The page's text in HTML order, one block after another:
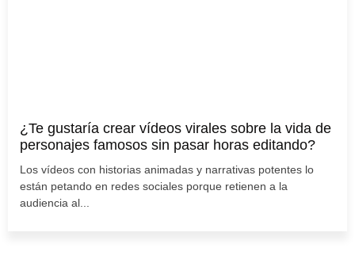
¿Te gustaría crear vídeos virales sobre la vida de
personajes famosos sin pasar horas editando?
Los vídeos con historias animadas y narrativas potentes lo
están petando en redes sociales porque retienen a la
audiencia al...